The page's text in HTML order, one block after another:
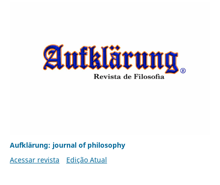
Aufklärung: journal of philosophy
Acessar revista
Edição Atual